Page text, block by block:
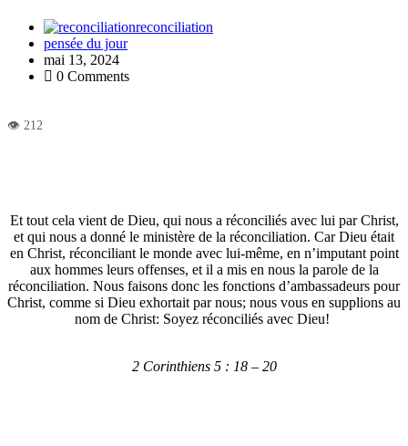
reconciliation
pensée du jour
mai 13, 2024
0 Comments
Et tout cela vient de Dieu, qui nous a réconciliés avec lui par Christ,
et qui nous a donné le ministère de la réconciliation. Car Dieu était
en Christ, réconciliant le monde avec lui-même, en n’imputant point
aux hommes leurs offenses, et il a mis en nous la parole de la
réconciliation. Nous faisons donc les fonctions d’ambassadeurs pour
Christ, comme si Dieu exhortait par nous; nous vous en supplions au
nom de Christ: Soyez réconciliés avec Dieu!
2 Corinthiens 5 : 18 – 20